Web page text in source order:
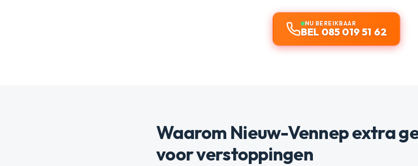
NU BEREIKBAAR
BEL 085 019 51 62
Waarom Nieuw-Vennep extra
voor verstoppingen